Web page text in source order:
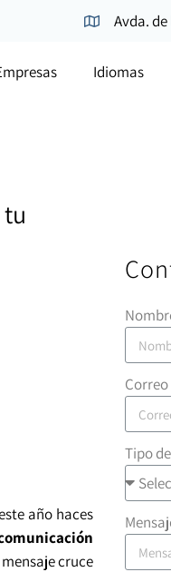
Avda.
Idiomas
año haces
cruce
Tipo